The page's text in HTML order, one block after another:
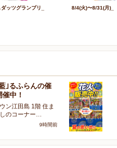
ッツグランプリ_ 8/4(火)〜8/31(月)_
藍｣るふらんの催
中！
ン江田島 1階 住ま
のコーナー…
9時間前